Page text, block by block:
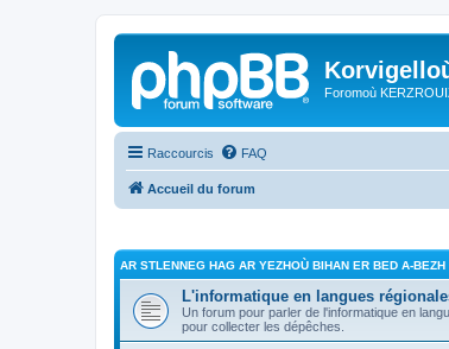
Foromoù
Raccourcis FAQ
Accueil du forum
AR STLENNEG HAG AR YEZHOÙ BIHAN ER BED A-BEZH
L'informatique en langues
Un forum pour parler de l'informatique en
pour collecter les dépêches.